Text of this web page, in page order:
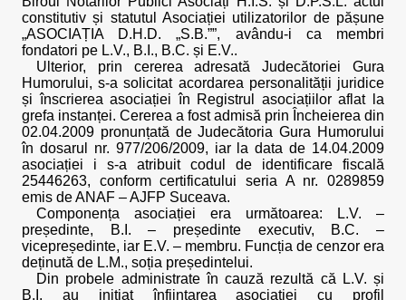
constitutiv și statutul Asociației utilizatorilor de pășune
„ASOCIAȚIA D.H.D. „S.B.””, avându-i ca membri
fondatori pe L.V., B.I., B.C. și E.V..
Ulterior, prin cererea adresată Judecătoriei Gura
Humorului, s-a solicitat acordarea personalității juridice
și înscrierea asociației în Registrul asociațiilor aflat la
grefa instanței. Cererea a fost admisă prin Încheierea din
02.04.2009 pronunțată de Judecătoria Gura Humorului
în dosarul nr. 977/206/2009, iar la data de 14.04.2009
asociației i s-a atribuit codul de identificare fiscală
25446263, conform certificatului seria A nr. 0289859
emis de ANAF – AJFP Suceava.
Componența asociației era următoarea: L.V. –
președinte, B.I. – președinte executiv, B.C. –
vicepreședinte, iar E.V. – membru. Funcția de cenzor era
deținută de L.M., soția președintelui.
Din probele administrate în cauză rezultă că L.V. și
B.I. au inițiat înființarea asociației cu profil